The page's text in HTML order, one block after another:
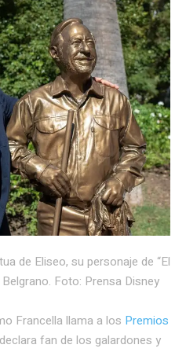
de Eliseo, su personaje de “El
Foto: Prensa Disney
Francella llama a los Premios
fan de los galardones y